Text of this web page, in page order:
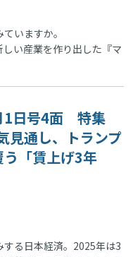
いますか。
い産業を作り出した『マ
1日号4面 特集
見通し、トランプ
う「賃上げ3年
る日本経済。2025年は3